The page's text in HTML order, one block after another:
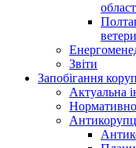
Звіти
Запобігання
Актуальна